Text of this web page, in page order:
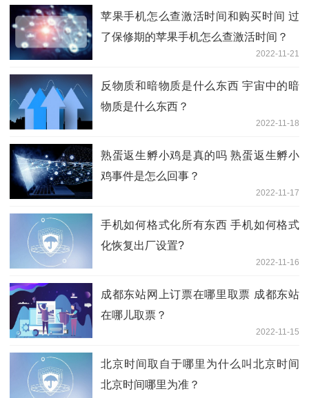
苹果手机怎么查激活时间和购买时间 过
了保修期的苹果手机怎么查激活时间？
2022-11-21
反物质和暗物质是什么东西 宇宙中的暗
物质是什么东西？
2022-11-18
熟蛋返生孵小鸡是真的吗 熟蛋返生孵小
鸡事件是怎么回事？
2022-11-17
手机如何格式化所有东西 手机如何格式
化恢复出厂设置?
2022-11-16
成都东站网上订票在哪里取票 成都东站
在哪儿取票？
2022-11-15
北京时间取自于哪里为什么叫北京时间
北京时间哪里为准？